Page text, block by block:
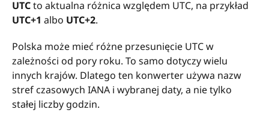
UTCto aktualna różnica względem UTC, na przykład
UTC+1 albo UTC+2.
Polska może mieć różne przesunięcie UTC w
zależności od pory roku. To samo dotyczy wielu
innych krajów. Dlatego ten konwerter używa nazw
stref czasowych IANA i wybranej daty, a nie tylko
stałej liczby godzin.